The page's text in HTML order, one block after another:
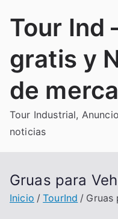
Tour Ind
gratis y
de
Tour Industrial,
noticias
Gruas para
Inicio TourInd Gruas